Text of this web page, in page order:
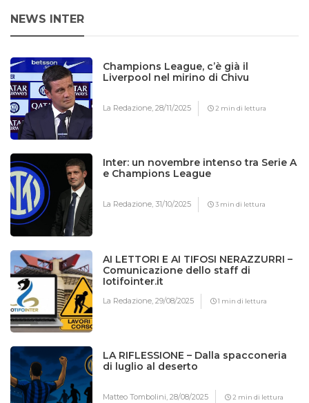
NEWS INTER
Champions League, c’è già il
Liverpool nel mirino di Chivu
La Redazione,28/11/2025 2 min di lettura
Inter: un novembre intenso tra Serie A
e Champions League
La Redazione,31/10/2025 3 min di lettura
AI LETTORI E AI TIFOSI NERAZZURRI –
Comunicazione dello staff di
Iotifointer.it
La Redazione,29/08/2025 1 min di lettura
LA RIFLESSIONE – Dalla spacconeria
di luglio al deserto
Matteo Tombolini,28/08/2025 2 min di lettura